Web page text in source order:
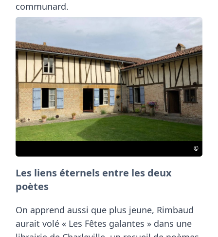
communard.
©
Les liens éternels entre les deux
poètes
On apprend aussi que plus jeune, Rimbaud
aurait volé « Les Fêtes galantes » dans une